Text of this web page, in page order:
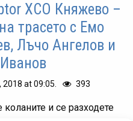
XCO Княжево –
трасето с Емо
Лъчо Ангелов и
at 09:05. 393
коланите и се разходете